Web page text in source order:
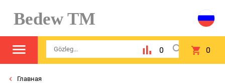
Bedew TM
0 0
Главная